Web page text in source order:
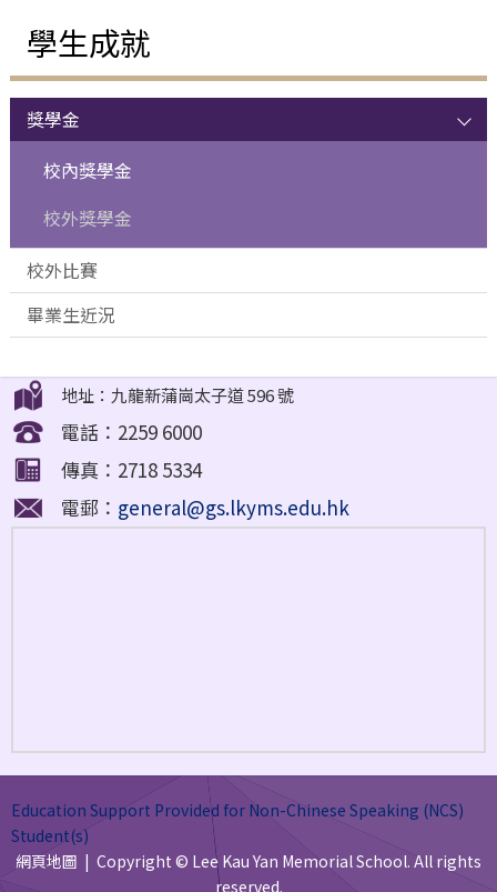
學生成就
獎學金
校內獎學金
校外獎學金
校外比賽
畢業生近況
地址：九龍新蒲崗太子道 596 號
電話：2259 6000
傳真：2718 5334
電郵： general@gs.lkyms.edu.hk
Education Support Provided for Non-Chinese Speaking (NCS)
Student(s)
網頁地圖 | Copyright © Lee Kau Yan Memorial School. All rights
reserved.